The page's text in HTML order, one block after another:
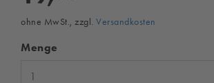
ohne MwSt., zzgl. Versandkosten
Menge